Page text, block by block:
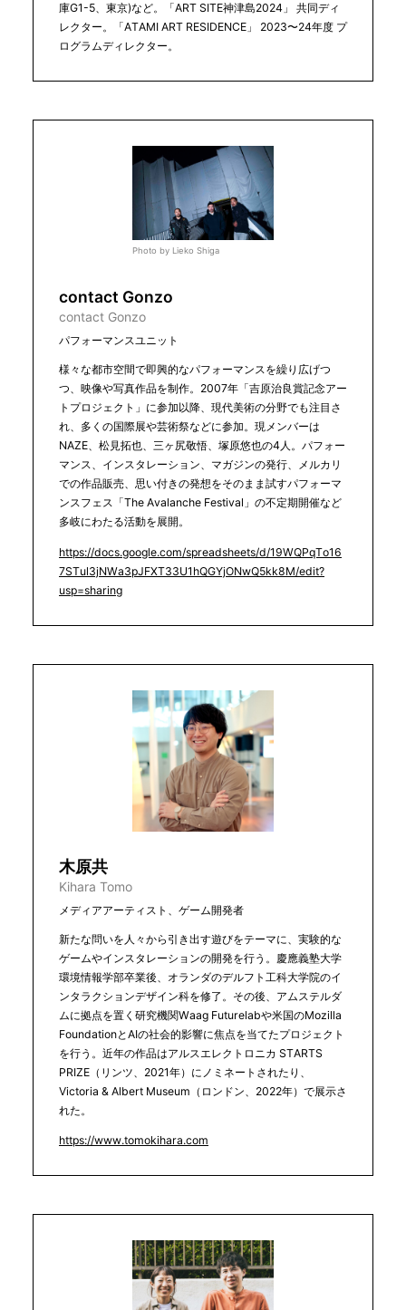
庫G1-5、東京)など。「ART SITE神津島2024」 共同ディ
レクター。「ATAMI ART RESIDENCE」 2023〜24年度 プ
ログラムディレクター。
Photo by Lieko Shiga
contact Gonzo
contact Gonzo
パフォーマンスユニット
様々な都市空間で即興的なパフォーマンスを繰り広げつ
つ、映像や写真作品を制作。2007年「吉原治良賞記念アー
トプロジェクト」に参加以降、現代美術の分野でも注目さ
れ、多くの国際展や芸術祭などに参加。現メンバーは
NAZE、松見拓也、三ヶ尻敬悟、塚原悠也の4人。パフォー
マンス、インスタレーション、マガジンの発行、メルカリ
での作品販売、思い付きの発想をそのまま試すパフォーマ
ンスフェス「The Avalanche Festival」の不定期開催など
多岐にわたる活動を展開。
https://docs.google.com/spreadsheets/d/19WQPqTo16
7STul3jNWa3pJFXT33U1hQGYjONwQ5kk8M/edit?
usp=sharing
木原共
Kihara Tomo
メディアアーティスト、ゲーム開発者
新たな問いを人々から引き出す遊びをテーマに、実験的な
ゲームやインスタレーションの開発を行う。慶應義塾大学
環境情報学部卒業後、オランダのデルフト工科大学院のイ
ンタラクションデザイン科を修了。その後、アムステルダ
ムに拠点を置く研究機関Waag Futurelabや米国のMozilla
FoundationとAIの社会的影響に焦点を当てたプロジェクト
を行う。近年の作品はアルスエレクトロニカ STARTS
PRIZE（リンツ、2021年）にノミネートされたり、
Victoria & Albert Museum（ロンドン、2022年）で展示さ
れた。
https://www.tomokihara.com